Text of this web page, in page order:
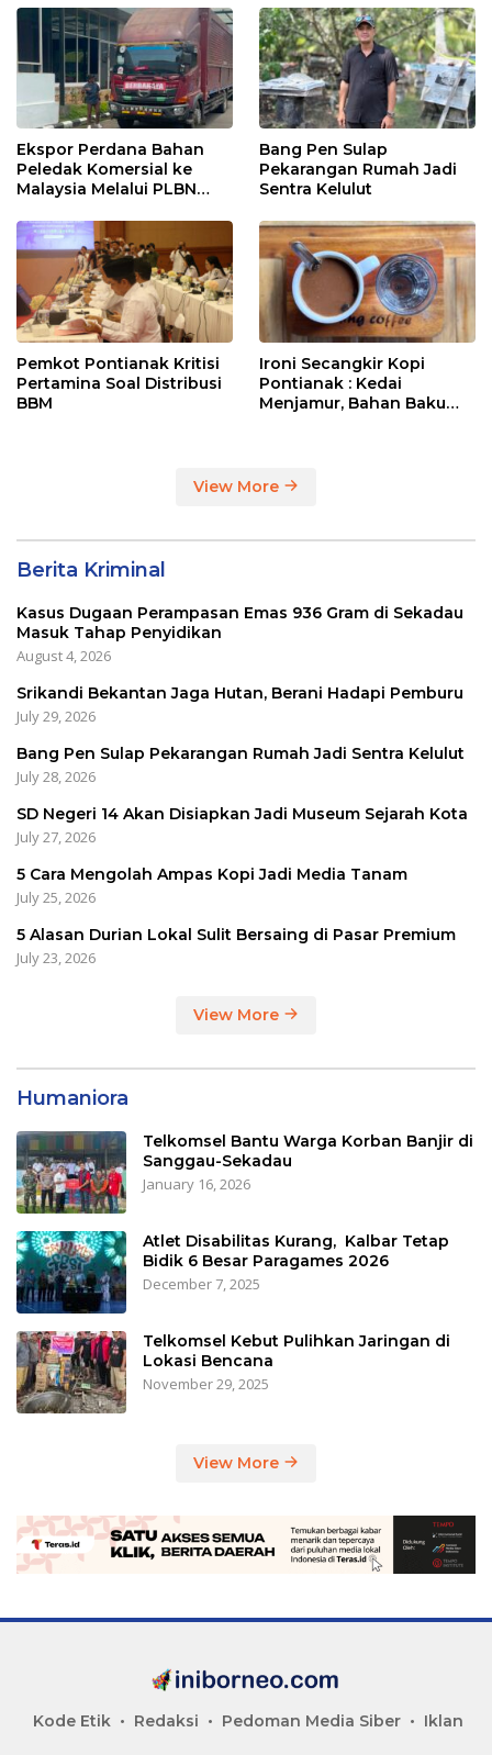
Ekspor Perdana Bahan
Peledak Komersial ke
Malaysia Melalui PLBN
Bang Pen Sulap
Pekarangan Rumah Jadi
Sentra Kelulut
Pemkot Pontianak Kritisi
Pertamina Soal Distribusi
BBM
Ironi Secangkir Kopi
Pontianak : Kedai
Menjamur, Bahan Baku
View More
Berita Kriminal
Kasus Dugaan Perampasan Emas 936 Gram di Sekadau
Masuk Tahap Penyidikan
August 4, 2026
Srikandi Bekantan Jaga Hutan, Berani Hadapi Pemburu
July 29, 2026
Bang Pen Sulap Pekarangan Rumah Jadi Sentra Kelulut
July 28, 2026
SD Negeri 14 Akan Disiapkan Jadi Museum Sejarah Kota
July 27, 2026
5 Cara Mengolah Ampas Kopi Jadi Media Tanam
July 25, 2026
5 Alasan Durian Lokal Sulit Bersaing di Pasar Premium
July 23, 2026
View More
Humaniora
Telkomsel Bantu Warga Korban Banjir di
Sanggau-Sekadau
January 16, 2026
Atlet Disabilitas Kurang, Kalbar Tetap
Bidik 6 Besar Paragames 2026
December 7, 2025
Telkomsel Kebut Pulihkan Jaringan di
Lokasi Bencana
November 29, 2025
View More
Kode Etik Redaksi Pedoman Media Siber Iklan